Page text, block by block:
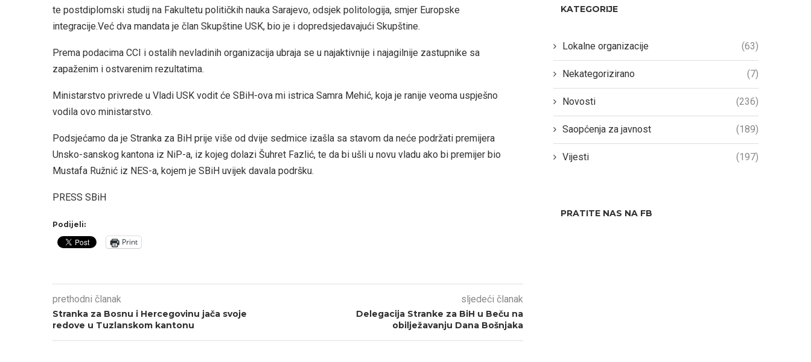
te postdiplomski studij na Fakultetu političkih nauka Sarajevo, odsjek politologija, smjer Europske
integracije.Već dva mandata je član Skupštine USK, bio je i dopredsjedavajući Skupštine.
Prema podacima CCI i ostalih nevladinih organizacija ubraja se u najaktivnije i najagilnije zastupnike sa
zapaženim i ostvarenim rezultatima.
Ministarstvo privrede u Vladi USK vodit će SBiH-ova mi istrica Samra Mehić, koja je ranije veoma uspješno
vodila ovo ministarstvo.
Podsjećamo da je Stranka za BiH prije više od dvije sedmice izašla sa stavom da neće podržati premijera
Unsko-sanskog kantona iz NiP-a, iz kojeg dolazi Šuhret Fazlić, te da bi ušli u novu vladu ako bi premijer bio
Mustafa Ružnić iz NES-a, kojem je SBiH uvijek davala podršku.
PRESS SBiH
Podijeli:
Print
prethodni članak
Stranka za Bosnu i Hercegovinu jača svoje
redove u Tuzlanskom kantonu
sljedeći članak
Delegacija Stranke za BiH u Beču na
obilježavanju Dana Bošnjaka
KATEGORIJE
Lokalne organizacije (63)
Nekategorizirano (7)
Novosti (236)
Saopćenja za javnost (189)
Vijesti (197)
PRATITE NAS NA FB